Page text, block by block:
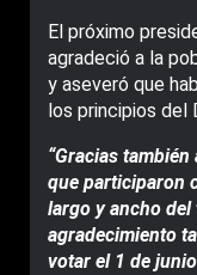
El próximo
agradeció a la
y aseveró que
los principios del
“Gracias
que participaron
largo y ancho
agradecimiento
votar el 1 de